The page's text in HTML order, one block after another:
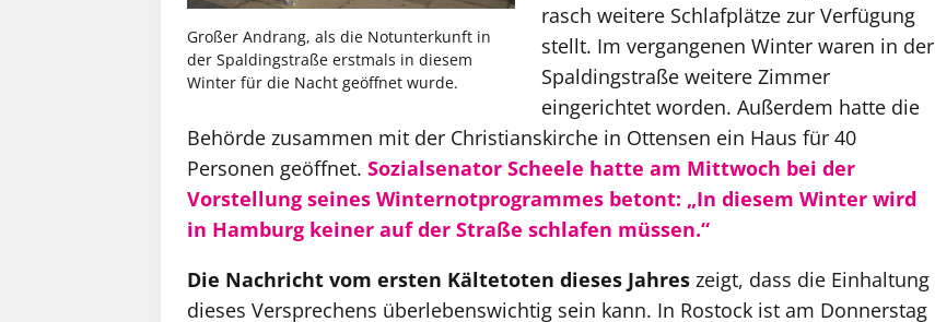
Großer Andrang, als die Notunterkunft in
der Spaldingstraße erstmals in diesem
Winter für die Nacht geöffnet wurde.
rasch weitere Schlafplätze zur Verfügung
stellt. Im vergangenen Winter waren in der
Spaldingstraße weitere Zimmer
eingerichtet worden. Außerdem hatte die
Behörde zusammen mit der Christianskirche in Ottensen ein Haus für 40
Personen geöffnet. Sozialsenator Scheele hatte am Mittwoch bei der
Vorstellung seines Winternotprogrammes betont: „In diesem Winter wird
in Hamburg keiner auf der Straße schlafen müssen.“
Die Nachricht vom ersten Kältetoten dieses Jahres zeigt, dass die Einhaltung
dieses Versprechens überlebenswichtig sein kann. In Rostock ist am Donnerstag